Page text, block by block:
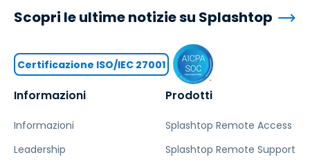
Informazioni
Informazioni
Leadership
Prodotti
Splashtop Remote Access
Splashtop Remote Support
Scopri le ultime notizie su Splashtop
Certificazione ISO/IEC 27001